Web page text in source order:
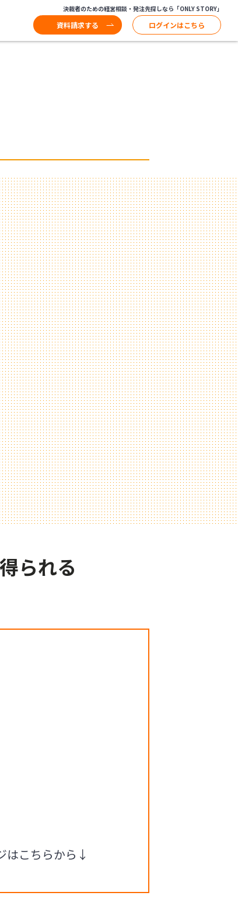
決裁者のための経営相談・発注先探しなら「ONLY STORY」
資料請求する ログインはこちら
られる
はこちらから↓